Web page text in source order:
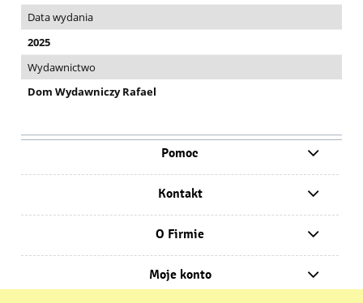
Data wydania
2025
Wydawnictwo
Dom Wydawniczy Rafael
Pomoc
Kontakt
O Firmie
Moje konto